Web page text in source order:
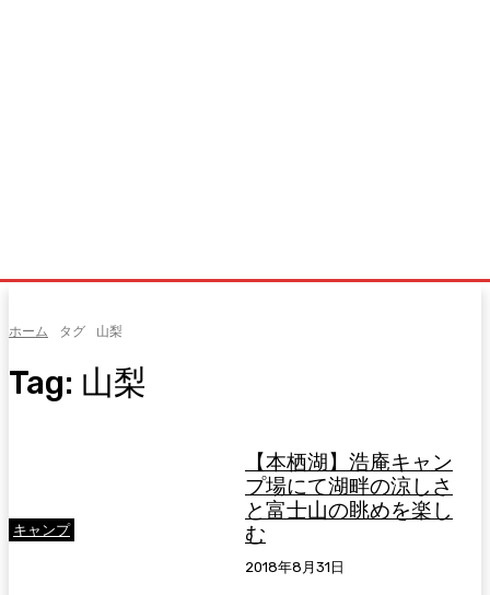
ホーム タグ 山梨
Tag: 山梨
キャンプ
【本栖湖】浩庵キャン
プ場にて湖畔の涼しさ
と富士山の眺めを楽し
む
2018年8月31日